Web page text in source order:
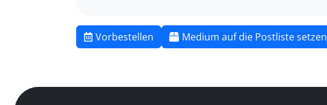
Vorbestellen Medium auf die Postliste setzen